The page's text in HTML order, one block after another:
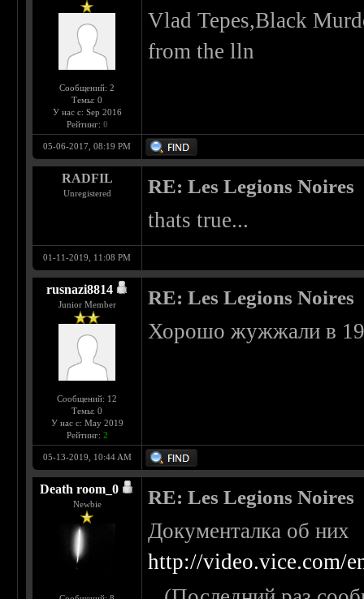
Сообщений: 2
Темы: 0
У нас с: Sep 2016
Рейтинг: 0
Vlad Tepes,Black
from the lln
05-06-2017, 08:19 PM
RADFIL
Unregistered RE: Les Legions Noires
thats true...
01-11-2019, 11:08 PM
rusnazi8814
Junior Member
Сообщений: 12
Темы: 0
У нас с: May 2019
Рейтинг: 2
RE: Les Legions Noires
Хорошо жужжали в
05-13-2019, 10:44 AM
Death room_0
Newbie RE: Les Legions Noires
Документалка об них
http://video.vice.com/